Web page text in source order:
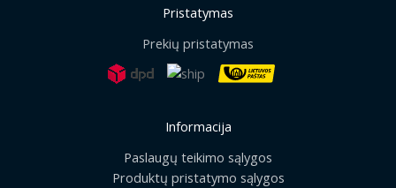
Pristatymas
Prekių pristatymas
Informacija
Paslaugų teikimo sąlygos
Produktų pristatymo sąlygos